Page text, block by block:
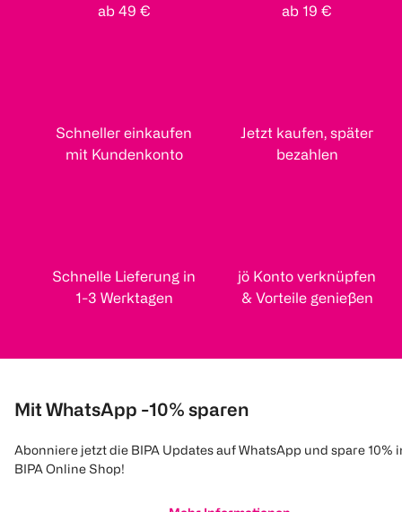
ab 49 €
ab 19 €
Schneller einkaufen
mit Kundenkonto
Jetzt kaufen, später
bezahlen
Schnelle Lieferung in
1-3 Werktagen
jö Konto verknüpfen
& Vorteile genießen
Mit WhatsApp -10% sparen
Abonniere jetzt die BIPA Updates auf WhatsApp und spare 10%
BIPA Online Shop!